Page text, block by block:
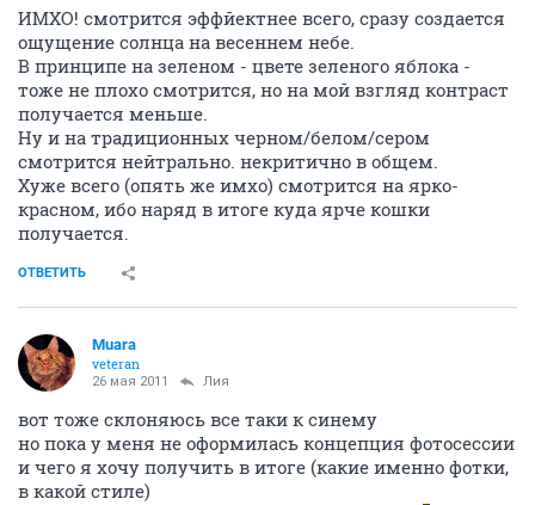
ИМХО! смотрится эффйектнее всего, сразу создается
ощущение солнца на весеннем небе.
В принципе на зеленом - цвете зеленого яблока -
тоже не плохо смотрится, но на мой взгляд контраст
получается меньше.
Ну и на традиционных черном/белом/сером
смотрится нейтрально. некритично в общем.
Хуже всего (опять же имхо) смотрится на ярко-
красном, ибо наряд в итоге куда ярче кошки
получается.
ОТВЕТИТЬ
Muara
veteran
26 мая 2011 Лия
вот тоже склоняюсь все таки к синему
но пока у меня не оформилась концепция фотосессии
и чего я хочу получить в итоге (какие именно фотки,
в какой стиле)